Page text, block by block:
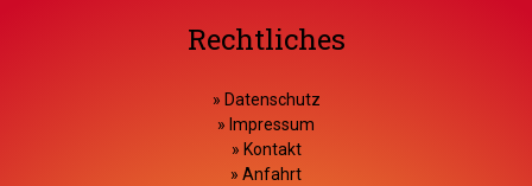
Rechtliches
» Datenschutz
» Impressum
» Kontakt
» Anfahrt